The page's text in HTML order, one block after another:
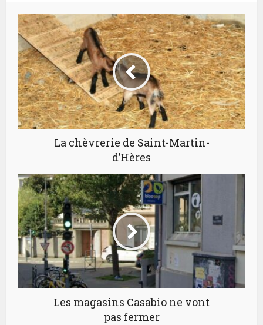
La chèvrerie de Saint-Martin-
d’Hères
Les magasins Casabio ne vont
pas fermer